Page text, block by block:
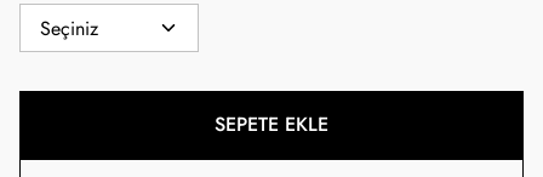
SEPETE EKLE